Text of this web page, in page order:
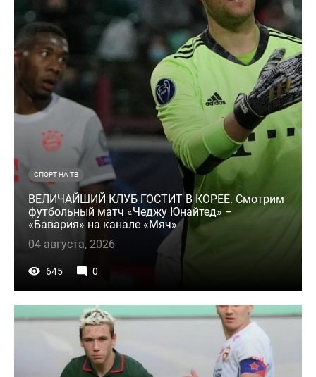
СПОРТ НА ТВ
ВЕЛИЧАЙШИЙ КЛУБ ГОСТИТ В КОРЕЕ. Смотрим
футбольный матч «Чеджу Юнайтед» –
«Бавария» на канале «Мяч»
04 августа, 2026
645 0